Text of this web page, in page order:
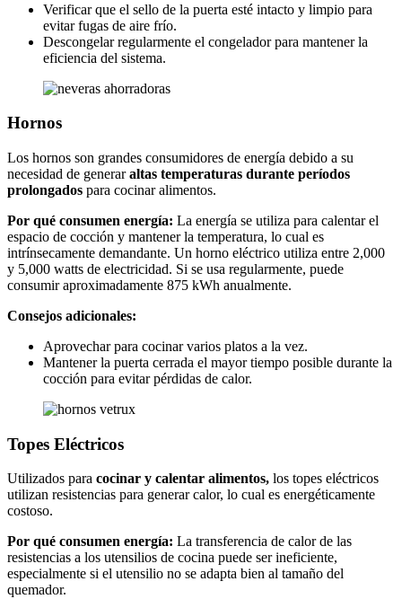
Verificar que el sello de la puerta esté intacto y limpio para
evitar fugas de aire frío.
Descongelar regularmente el congelador para mantener la
eficiencia del sistema.
Hornos
Los hornos son grandes consumidores de energía debido a su
necesidad de generaraltas temperaturas durante períodos
prolongados para cocinar alimentos.
Por qué consumen energía: La energía se utiliza para calentar el
espacio de cocción y mantener la temperatura, lo cual es
intrínsecamente demandante. Un horno eléctrico utiliza entre 2,000
y 5,000 watts de electricidad. Si se usa regularmente, puede
consumir aproximadamente 875 kWh anualmente.
Consejos adicionales:
Aprovechar para cocinar varios platos a la vez.
Mantener la puerta cerrada el mayor tiempo posible durante la
cocción para evitar pérdidas de calor.
Topes Eléctricos
Utilizados para cocinar y calentar alimentos, los topes eléctricos
utilizan resistencias para generar calor, lo cual es energéticamente
costoso.
Por qué consumen energía: La transferencia de calor de las
resistencias a los utensilios de cocina puede ser ineficiente,
especialmente si el utensilio no se adapta bien al tamaño del
quemador.